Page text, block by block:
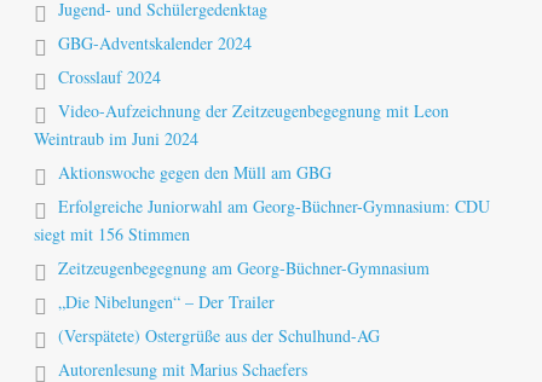
Jugend- und Schülergedenktag
GBG-Adventskalender 2024
Crosslauf 2024
Video-Aufzeichnung der Zeitzeugenbegegnung mit Leon
Weintraub im Juni 2024
Aktionswoche gegen den Müll am GBG
Erfolgreiche Juniorwahl am Georg-Büchner-Gymnasium: CDU
siegt mit 156 Stimmen
Zeitzeugenbegegnung am Georg-Büchner-Gymnasium
„Die Nibelungen“ – Der Trailer
(Verspätete) Ostergrüße aus der Schulhund-AG
Autorenlesung mit Marius Schaefers